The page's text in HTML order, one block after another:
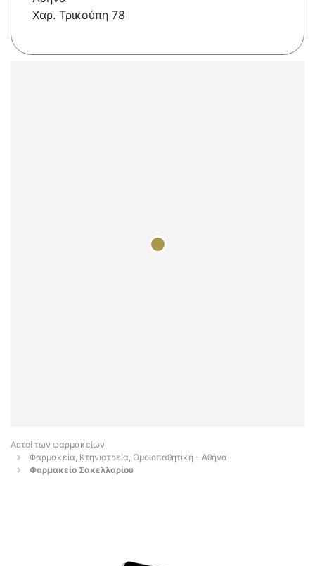
Χαρ. Τρικούπη 78
Αετοί των φαρμακείων
Φαρμακεία, Κτηνιατρεία, Ομοιοπαθητική - Αθήνα
Φαρμακείο Σακελλαρίου